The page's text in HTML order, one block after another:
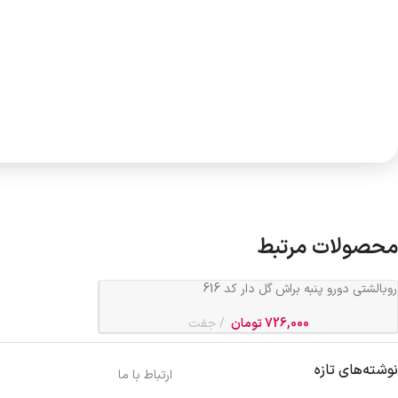
محصولات مرتبط
روبالشتی دورو پنبه براش گل دار کد 616
726,000تومان جفت
نوشته‌های تازه
ارتباط با ما